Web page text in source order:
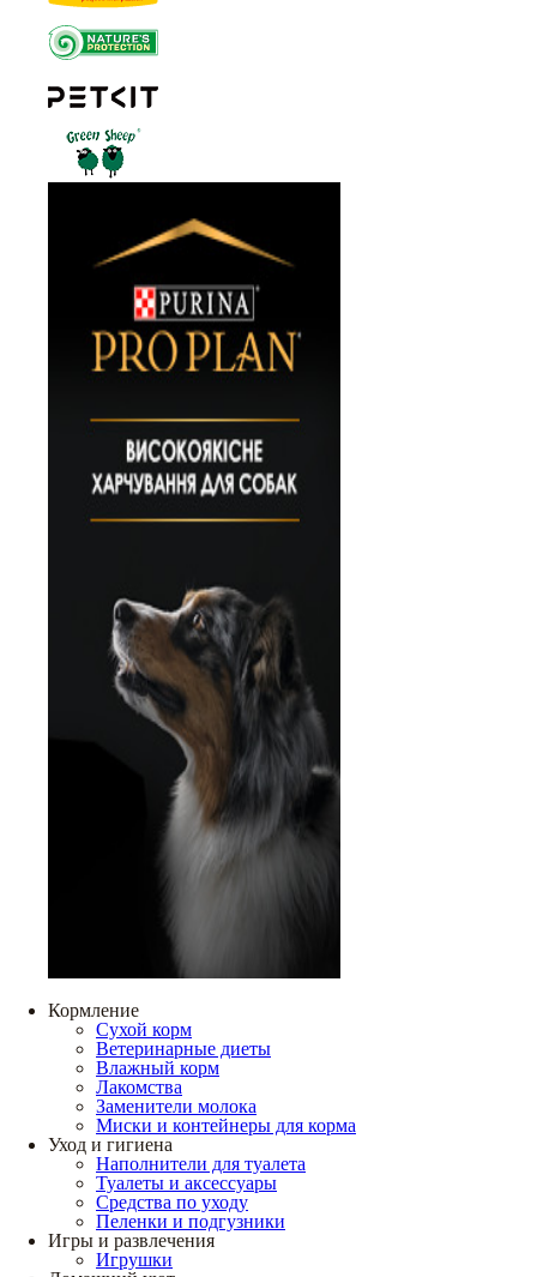
Кормление
Сухой корм
Ветеринарные диеты
Влажный корм
Лакомства
Заменители молока
Миски и контейнеры для корма
Уход и гигиена
Наполнители для туалета
Туалеты и аксессуары
Средства по уходу
Пеленки и подгузники
Игры и развлечения
Игрушки